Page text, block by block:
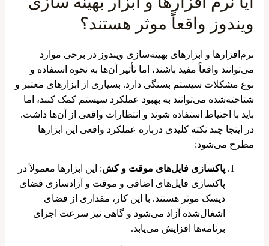
ویندوز واقعاً موثر هستند؟
نرم‌افزارها و ابزارهای بهینه‌سازی ویندوز در برخی موارد
می‌توانند واقعاً مفید باشند، اما تأثیر آن‌ها به نحوه استفاده و
نوع مشکلات سیستم بستگی دارد. بسیاری از ابزارهای معتبر و
شناخته‌شده می‌توانند به بهبود عملکرد سیستم کمک کنند، اما
باید با احتیاط استفاده شوند و انتظارات واقعی از آن‌ها داشت.
در اینجا چند نکته کلیدی درباره عملکرد واقعی این ابزارها
مطرح می‌شود:
پاکسازی فایل‌های موقت و کش: این ابزارها معمولاً در
پاکسازی فایل‌های اضافی و موقت و آزادسازی فضای
دیسک موثر هستند. با این کار، مقداری از فضای
اشغال‌شده آزاد می‌شود و گاهی نیز سرعت اجرای
برنامه‌ها افزایش می‌یابد.